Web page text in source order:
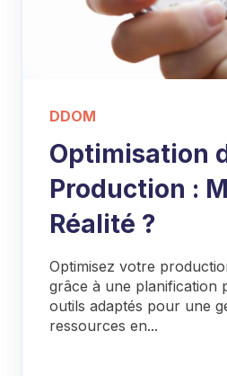
DDOM
Optimisation
Production :
Réalité ?
Optimisez votre
grâce à une planification
outils adaptés pour une
ressources en...